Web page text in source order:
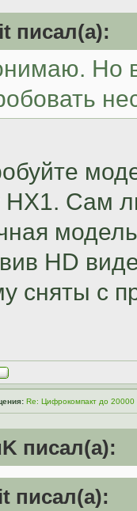
писал(а):
Но
HX1. Сам
HD
сняты с
Re: Цифрокомпакт до
писал(а):
писал(а):